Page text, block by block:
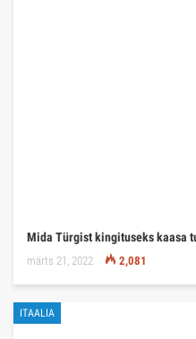
Mida Türgist kingituseks kaasa
märts 21, 2022 2,081
ITAALIA